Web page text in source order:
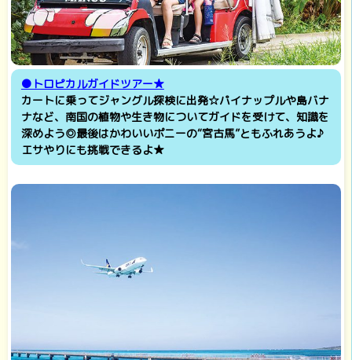
●トロピカルガイドツアー★
カートに乗ってジャングル探検に出発☆パイナップルや島バナ
ナなど、南国の植物や生き物についてガイドを受けて、知識を
深めよう◎最後はかわいいポニーの“宮古馬”ともふれあうよ♪
エサやりにも挑戦できるよ★